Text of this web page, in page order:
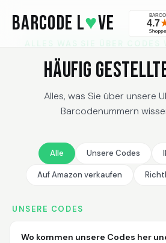
BARCODE L♥VE
ALLES WAS SIE ÜBER CODES
Häufig
Alles, was Sie über unsere
Barcodenummern
Alle Unsere Codes
Auf Amazon verkaufen
UNSERE CODES
Wo kommen unsere Codes her